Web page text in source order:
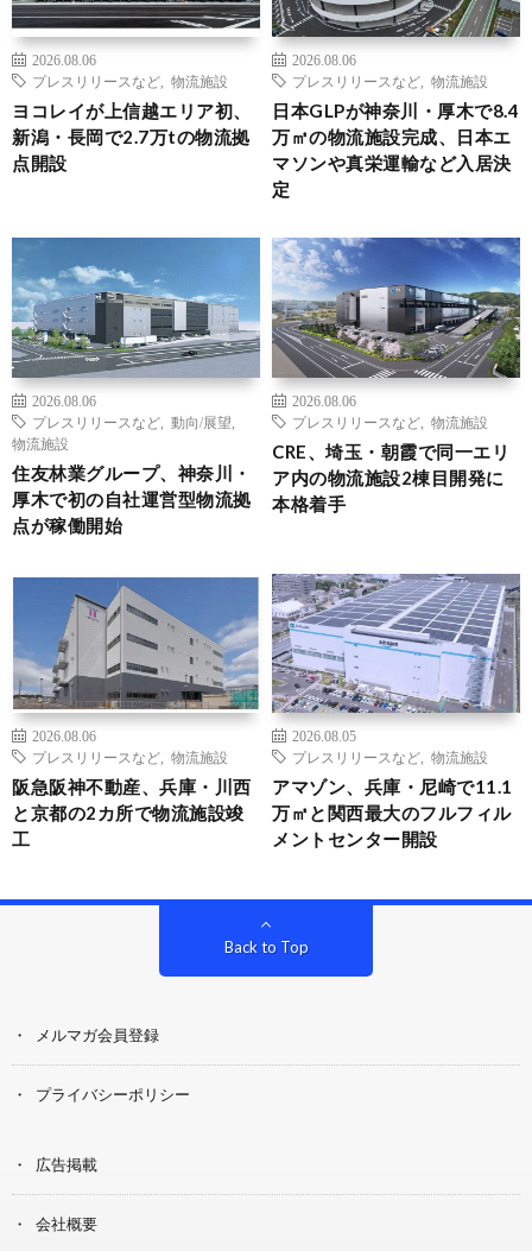
2026.08.06
プレスリリースなど
物流施設
ヨコレイが上信越エリア初、
新潟・長岡で2.7万tの物流拠
点開設
2026.08.06
プレスリリースなど
物流施設
日本GLPが神奈川・厚木で8.4
万㎡の物流施設完成、日本エ
マソンや真栄運輸など入居決
定
2026.08.06
プレスリリースなど
動向/展望
物流施設
住友林業グループ、神奈川・
厚木で初の自社運営型物流拠
点が稼働開始
2026.08.06
プレスリリースなど
物流施設
CRE、埼玉・朝霞で同一エリ
ア内の物流施設2棟目開発に
本格着手
2026.08.06
プレスリリースなど
物流施設
阪急阪神不動産、兵庫・川西
と京都の2カ所で物流施設竣
工
2026.08.05
プレスリリースなど
物流施設
アマゾン、兵庫・尼崎で11.1
万㎡と関西最大のフルフィル
メントセンター開設
Back to Top
メルマガ会員登録
プライバシーポリシー
広告掲載
会社概要